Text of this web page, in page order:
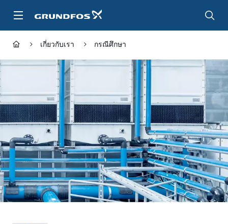
หลัก
เกี่ยวกับเรา กรณีศึกษา